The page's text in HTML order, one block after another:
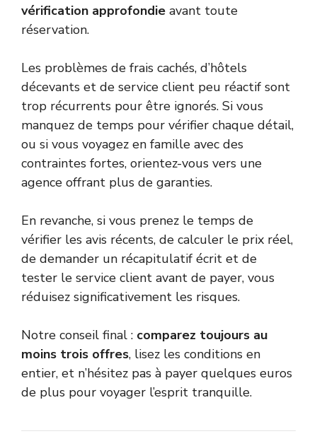
vérification approfondie avant toute
réservation.
Les problèmes de frais cachés, d’hôtels
décevants et de service client peu réactif sont
trop récurrents pour être ignorés. Si vous
manquez de temps pour vérifier chaque détail,
ou si vous voyagez en famille avec des
contraintes fortes, orientez-vous vers une
agence offrant plus de garanties.
En revanche, si vous prenez le temps de
vérifier les avis récents, de calculer le prix réel,
de demander un récapitulatif écrit et de
tester le service client avant de payer, vous
réduisez significativement les risques.
Notre conseil final : comparez toujours au
moins trois offres, lisez les conditions en
entier, et n’hésitez pas à payer quelques euros
de plus pour voyager l’esprit tranquille.